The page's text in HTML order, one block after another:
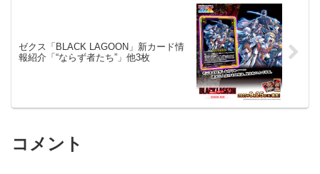
ゼクス「BLACK LAGOON」新カード情
報紹介「“ならず者たち”」他3枚
コメント